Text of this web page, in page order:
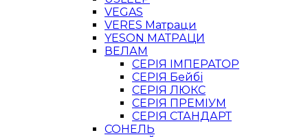
VEGAS
VERES Матраци
YESON МАТРАЦИ
ВЕЛАМ
СЕРІЯ ІМПЕРАТОР
СЕРІЯ Бейбі
СЕРІЯ ЛЮКС
СЕРІЯ ПРЕМІУМ
СЕРІЯ СТАНДАРТ
СОНЕЛЬ